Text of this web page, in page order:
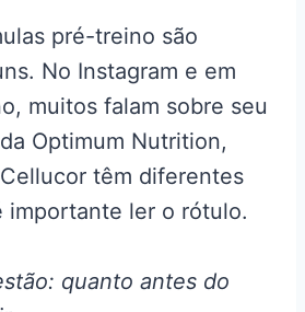
pré-treino são
No Instagram e em
muitos falam sobre seu
Optimum Nutrition,
têm diferentes
importante ler o rótulo.
quanto antes do